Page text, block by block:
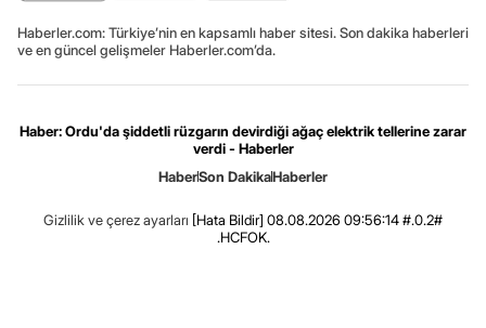
Haberler.com: Türkiye’nin en kapsamlı haber sitesi. Son dakika haberleri
ve en güncel gelişmeler Haberler.com’da.
Haber: Ordu'da şiddetli rüzgarın devirdiği ağaç elektrik tellerine zarar
verdi - Haberler
HaberSon DakikaHaberler
Gizlilik ve çerez ayarları [Hata Bildir] 08.08.2026 09:56:14 #.0.2#
.HCFOK.